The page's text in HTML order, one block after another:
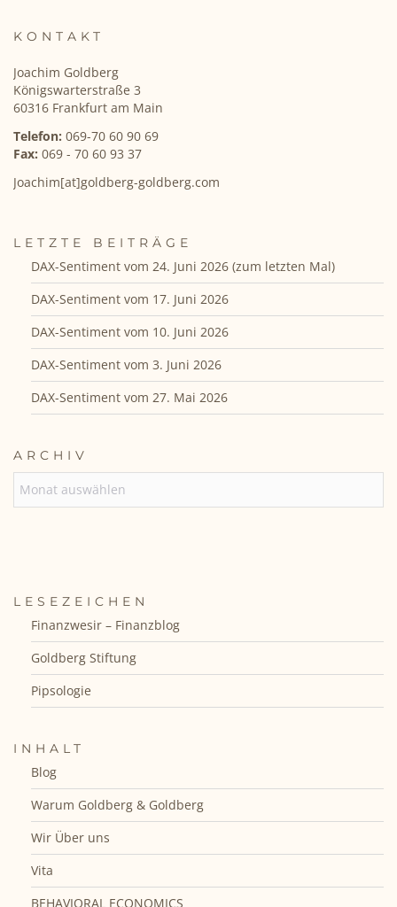
KONTAKT
Joachim Goldberg
Königswarterstraße 3
60316 Frankfurt am Main
Telefon: 069-70 60 90 69
Fax: 069 - 70 60 93 37
Joachim[at]goldberg-goldberg.com
LETZTE BEITRÄGE
DAX-Sentiment vom 24. Juni 2026 (zum letzten Mal)
DAX-Sentiment vom 17. Juni 2026
DAX-Sentiment vom 10. Juni 2026
DAX-Sentiment vom 3. Juni 2026
DAX-Sentiment vom 27. Mai 2026
ARCHIV
LESEZEICHEN
Finanzwesir – Finanzblog
Goldberg Stiftung
Pipsologie
INHALT
Blog
Warum Goldberg & Goldberg
Wir Über uns
Vita
BEHAVIORAL ECONOMICS